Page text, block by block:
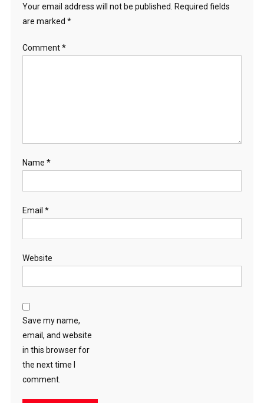
Your email address will not be published.
Required fields
are marked *
Comment*
Name *
Email *
Website
Save my name,
email, and website
in this browser for
the next time I
comment.